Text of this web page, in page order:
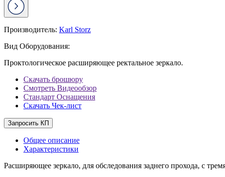
Производитель: Karl Storz
Вид Оборудования:
Проктологическое расширяющее ректальное зеркало.
Скачать брошюру
Смотреть Видеообзор
Стандарт Оснащения
Скачать Чек-лист
Запросить КП
Общее описание
Характеристики
Расширяющее зеркало, для обследования заднего прохода, с